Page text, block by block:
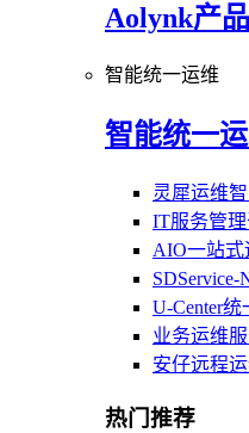
Aolynk产品
智能统一运维
智能统一
灵犀运维
IT服务管
AIO一站
U-Center
业务运维
安仔远程
热门推荐